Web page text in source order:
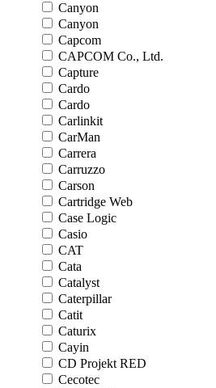
Canyon
Canyon
Capcom
CAPCOM Co., Ltd.
Capture
Cardo
Cardo
Carlinkit
CarMan
Carrera
Carruzzo
Carson
Cartridge Web
Case Logic
Casio
CAT
Cata
Catalyst
Caterpillar
Catit
Caturix
Cayin
CD Projekt RED
Cecotec